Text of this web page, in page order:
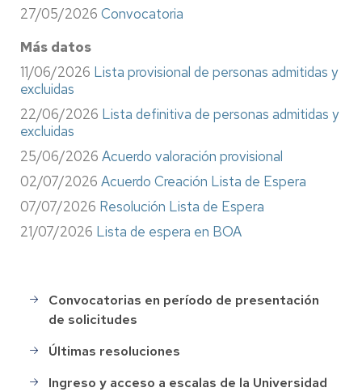
27/05/2026 Convocatoria
Más datos
11/06/2026 Lista provisional de personas admitidas y
excluidas
22/06/2026 Lista definitiva de personas admitidas y
excluidas
25/06/2026 Acuerdo valoración provisional
02/07/2026 Acuerdo Creación Lista de Espera
07/07/2026 Resolución Lista de Espera
21/07/2026 Lista de espera en BOA
Selección
de
Personal
Convocatorias en período de presentación
de solicitudes
Últimas resoluciones
Ingreso y acceso a escalas de la Universidad